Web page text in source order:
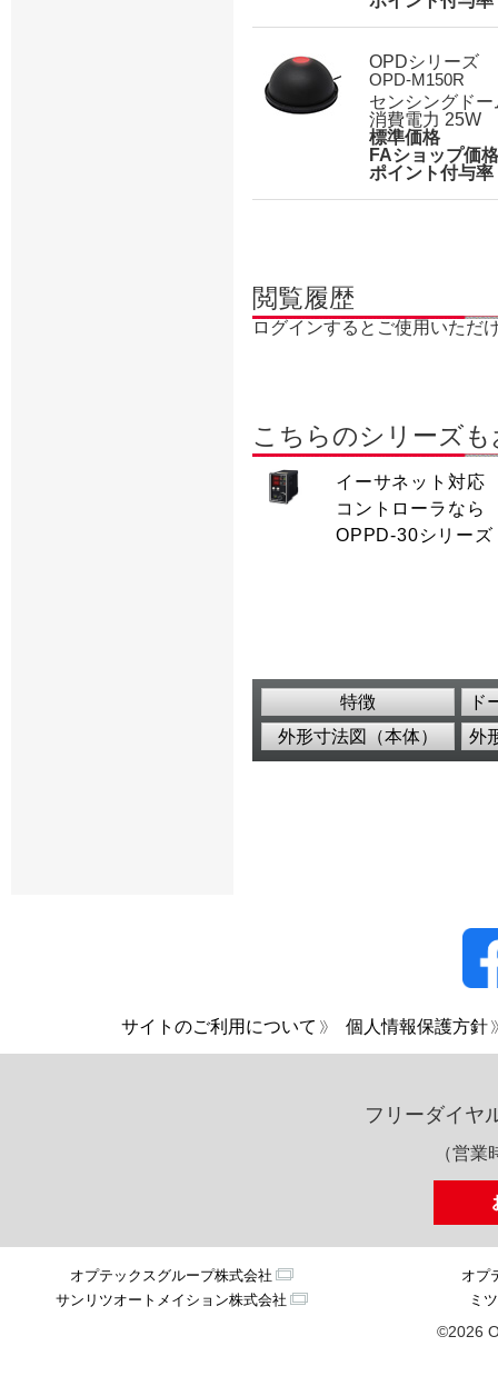
OPDシリーズ
OPD-M150R
センシングド
消費電力 25W
標準価格
FAショップ価格
ポイント付与率
閲覧履歴
ログインするとご使用いただ
こちらのシリーズ
イーサネット対応
コントローラなら
OPPD-30シリーズ
特徴
ド
外形寸法図（本体）
外
サイトのご利用について 個人情報保護方針
フリーダイヤ
（営
オプテックスグループ株式会社
オプ
サンリツオートメイション株式会社
ミ
©2026